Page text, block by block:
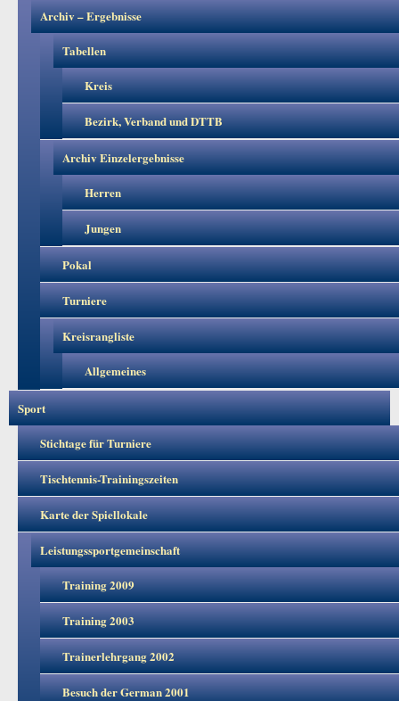
Archiv – Ergebnisse
Tabellen
Kreis
Bezirk, Verband und DTTB
Archiv Einzelergebnisse
Herren
Jungen
Pokal
Turniere
Kreisrangliste
Allgemeines
Sport
Stichtage für Turniere
Tischtennis-Trainingszeiten
Karte der Spiellokale
Leistungssportgemeinschaft
Training 2009
Training 2003
Trainerlehrgang 2002
Besuch der German 2001